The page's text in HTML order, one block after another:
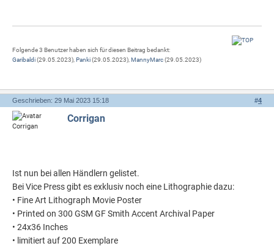
Folgende 3 Benutzer haben sich für diesen Beitrag bedankt:
Garibaldi(29.05.2023), Panki(29.05.2023), MannyMarc(29.05.2023)
#4
Geschrieben: 29 Mai 2023 15:18
Corrigan
Ist nun bei allen Händlern gelistet.
Bei Vice Press gibt es exklusiv noch eine Lithographie dazu:
• Fine Art Lithograph Movie Poster
• Printed on 300 GSM GF Smith Accent Archival Paper
• 24x36 Inches
• limitiert auf 200 Exemplare